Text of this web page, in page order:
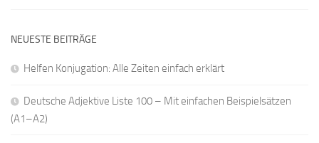
NEUESTE BEITRÄGE
Helfen Konjugation: Alle Zeiten einfach erklärt
Deutsche Adjektive Liste 100 – Mit einfachen Beispielsätzen
(A1–A2)